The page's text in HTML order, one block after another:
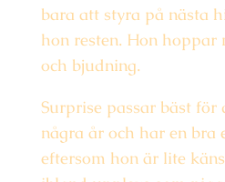
bara att styra på nästa
hon resten. Hon hoppar
och bjudning.
Surprise passar bäst
några år och har en bra
eftersom hon är lite